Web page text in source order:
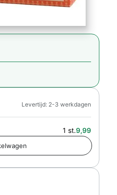
1 st.9,99
Levertijd: 2-3 werkdagen